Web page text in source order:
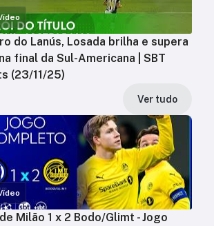
do Lanús, Losada brilha e supera
final da Sul-Americana | SBT
(23/11/25)
Ver tudo
Milão 1 x 2 Bodo/Glimt - Jogo